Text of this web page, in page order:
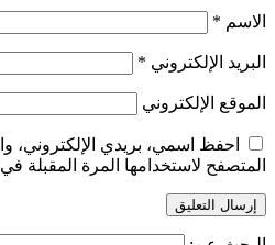
الاسم *
البريد الإلكتروني *
الموقع الإلكتروني
احفظ اسمي، بريدي الإلكتروني،
المتصفح لاستخدامها المرة المقبلة